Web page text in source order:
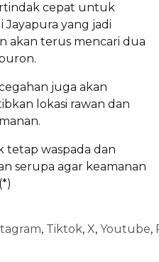
cepat untuk
yang jadi
akan terus mencari dua
juga akan
lokasi rawan dan
tetap waspada dan
serupa agar keamanan
, Tiktok, X, Youtube,